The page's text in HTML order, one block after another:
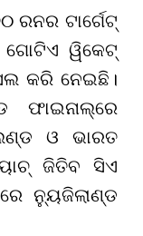
ରନର ଟାର୍ଗେଟ୍
ଗୋଟିଏ ୱିକେଟ୍
କରି ନେଇଛି।
ଓ ଭାରତ
ଜିତିବ ସିଏ
ନ୍ୟୁଜିଲାଣ୍ଡ